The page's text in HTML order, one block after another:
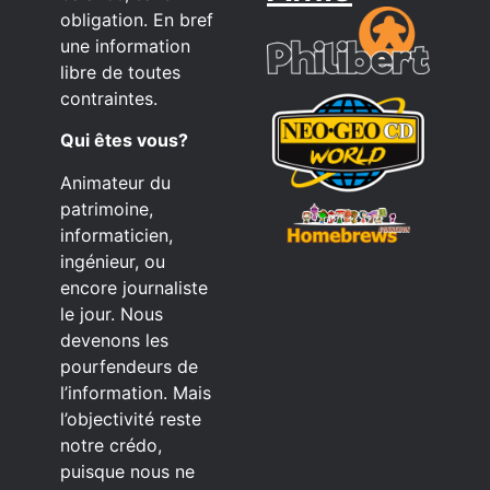
obligation. En bref
une information
libre de toutes
contraintes.
Qui êtes vous?
Animateur du
patrimoine,
informaticien,
ingénieur, ou
encore journaliste
le jour. Nous
devenons les
pourfendeurs de
l’information. Mais
l’objectivité reste
notre crédo,
puisque nous ne